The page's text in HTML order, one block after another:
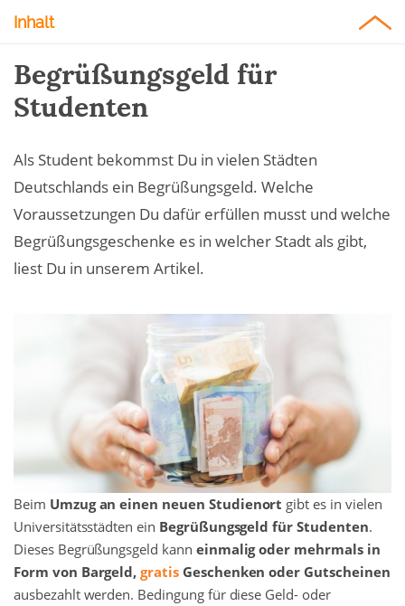
Inhalt
Begrüßungsgeld für
Studenten
Als Student bekommst Du in vielen Städten
Deutschlands ein Begrüßungsgeld. Welche
Voraussetzungen Du dafür erfüllen musst und welche
Begrüßungsgeschenke es in welcher Stadt als gibt,
liest Du in unserem Artikel.
Beim Umzug an einen neuen Studienort gibt es in vielen
Universitätsstädten ein Begrüßungsgeld für Studenten.
Dieses Begrüßungsgeld kann einmalig oder mehrmals in
Form von Bargeld,gratisGeschenken oder Gutscheinen
ausbezahlt werden. Bedingung für diese Geld- oder